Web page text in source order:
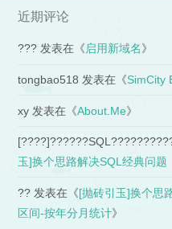
近期评论
??? 发表在《启用新域名》
tongbao518 发表在《SimCity
xy 发表在《About.Me》
玉]换个思路解决SQL经典问
?? 发表在《[抛砖引玉]换个思
区间-按年分月统计》